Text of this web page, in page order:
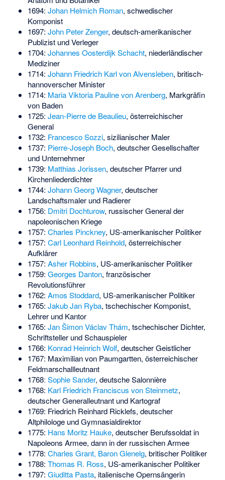
1694: Johan Helmich Roman, schwedischer
Komponist
1697: John Peter Zenger, deutsch-amerikanischer
Publizist und Verleger
1704: Johannes Oosterdijk Schacht, niederländischer
Mediziner
1714: Johann Friedrich Karl von Alvensleben, britisch-
hannoverscher Minister
1714: Maria Viktoria Pauline von Arenberg, Markgräfin
von Baden
1725: Jean-Pierre de Beaulieu, österreichischer
General
1732: Francesco Sozzi, sizilianischer Maler
1737: Pierre-Joseph Boch, deutscher Gesellschafter
und Unternehmer
1739: Matthias Jorissen, deutscher Pfarrer und
Kirchenliederdichter
1744: Johann Georg Wagner, deutscher
Landschaftsmaler und Radierer
1756: Dmitri Dochturow, russischer General der
napoleonischen Kriege
1757: Charles Pinckney, US-amerikanischer Politiker
1757: Carl Leonhard Reinhold, österreichischer
Aufklärer
1757: Asher Robbins, US-amerikanischer Politiker
1759: Georges Danton, französischer
Revolutionsführer
1762: Amos Stoddard, US-amerikanischer Politiker
1765: Jakub Jan Ryba, tschechischer Komponist,
Lehrer und Kantor
1765: Jan Šimon Václav Thám, tschechischer Dichter,
Schriftsteller und Schauspieler
1766: Konrad Heinrich Wolf, deutscher Geistlicher
1767: Maximilian von Paumgartten, österreichischer
Feldmarschallleutnant
1768ː Sophie Sander, deutsche Salonnière
1768: Karl Friedrich Franciscus von Steinmetz,
deutscher Generalleutnant und Kartograf
1769: Friedrich Reinhard Ricklefs, deutscher
Altphilologe und Gymnasialdirektor
1775: Hans Moritz Hauke, deutscher Berufssoldat in
Napoleons Armee, dann in der russischen Armee
1778: Charles Grant, Baron Glenelg, britischer Politiker
1788: Thomas R. Ross, US-amerikanischer Politiker
1797: Giuditta Pasta, italienische Opernsängerin